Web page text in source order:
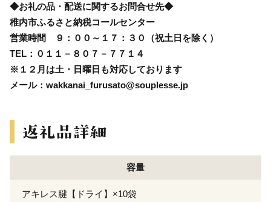
◆お礼の品・配送に関するお問合せ先◆
稚内市ふるさと納税コールセンター
営業時間 ９：００～１７：３０（祝土日を除く）
TEL：０１１－８０７－７７１４
※１２月は土・日曜日も対応しております
メール：wakkanai_furusato@souplesse.jp
容量
アキレス腱【ドライ】×10袋